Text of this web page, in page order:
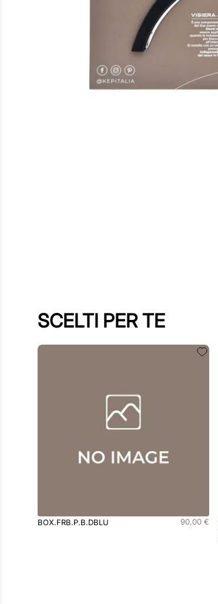
SCELTI PER TE
BOX.FRB.P.B.DBLU 90,00 €